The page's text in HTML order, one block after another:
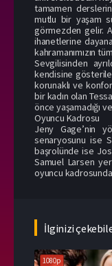
tamamen
mutlu bir yaşam
görmezden gelir.
ihanetlerine
kahramanımızın
Sevgilisinden
kendisine
korunaklı ve
bir kadın olan
önce yaşamadığı
Oyuncu Kadrosu
Jeny Gage’nin
senaryosunu ise
başrolünde ise
Samuel Larsen
oyuncu
İlginizi
1080p